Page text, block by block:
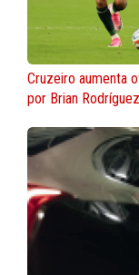
Cruzeiro aumenta
por Brian Rodríguez